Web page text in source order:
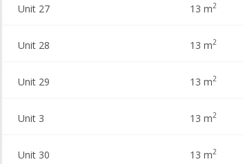
Unit 27 13 m2
Unit 28 13 m2
Unit 29 13 m2
Unit 3 13 m2
Unit 30 13 m2